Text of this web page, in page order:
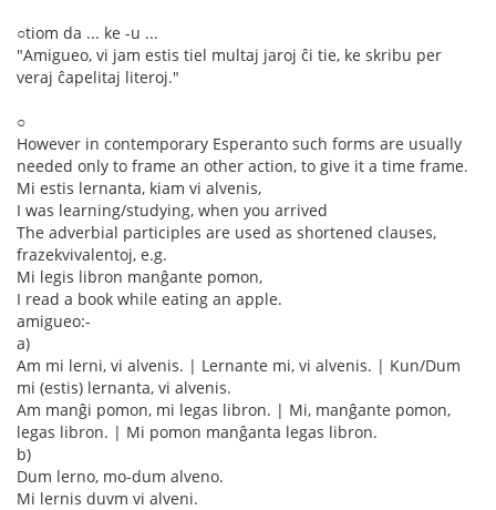
○tiom da ... ke -u ...
"Amigueo, vi jam estis tiel multaj jaroj ĉi tie, ke skribu per
veraj ĉapelitaj literoj."
○
However in contemporary Esperanto such forms are usually
needed only to frame an other action, to give it a time frame.
Mi estis lernanta, kiam vi alvenis,
I was learning/studying, when you arrived
The adverbial participles are used as shortened clauses,
frazekvivalentoj, e.g.
Mi legis libron manĝante pomon,
I read a book while eating an apple.
amigueo:-
a)
Am mi lerni, vi alvenis. | Lernante mi, vi alvenis. | Kun/Dum
mi (estis) lernanta, vi alvenis.
Am manĝi pomon, mi legas libron. | Mi, manĝante pomon,
legas libron. | Mi pomon manĝanta legas libron.
b)
Dum lerno, mo-dum alveno.
Mi lernis duvm vi alveni.